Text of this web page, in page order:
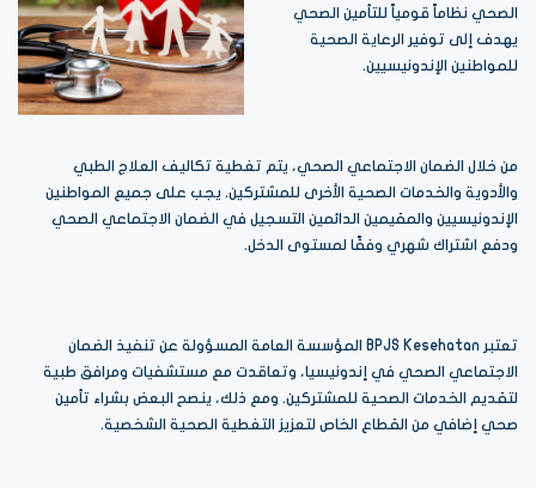
الصحي نظاماً قومياً للتأمين الصحي
يهدف إلى توفير الرعاية الصحية
للمواطنين الإندونيسيين.
من خلال الضمان الاجتماعي الصحي، يتم تغطية تكاليف العلاج الطبي
والأدوية والخدمات الصحية الأخرى للمشتركين. يجب على جميع المواطنين
الإندونيسيين والمقيمين الدائمين التسجيل في الضمان الاجتماعي الصحي
ودفع اشتراك شهري وفقًا لمستوى الدخل.
تعتبر BPJS Kesehatan المؤسسة العامة المسؤولة عن تنفيذ الضمان
الاجتماعي الصحي في إندونيسيا، وتعاقدت مع مستشفيات ومرافق طبية
لتقديم الخدمات الصحية للمشتركين. ومع ذلك، ينصح البعض بشراء تأمين
صحي إضافي من القطاع الخاص لتعزيز التغطية الصحية الشخصية.